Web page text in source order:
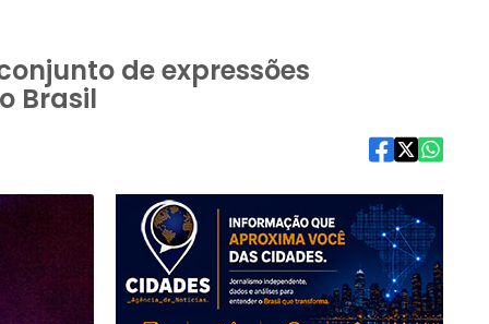
de expressões
Brasil